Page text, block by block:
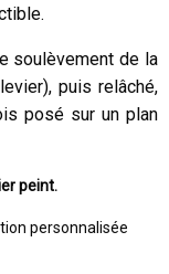
soulèvement de la
puis relâché,
posé sur un plan
peint.
personnalisée